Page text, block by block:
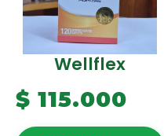
Wellflex
$ 115.000